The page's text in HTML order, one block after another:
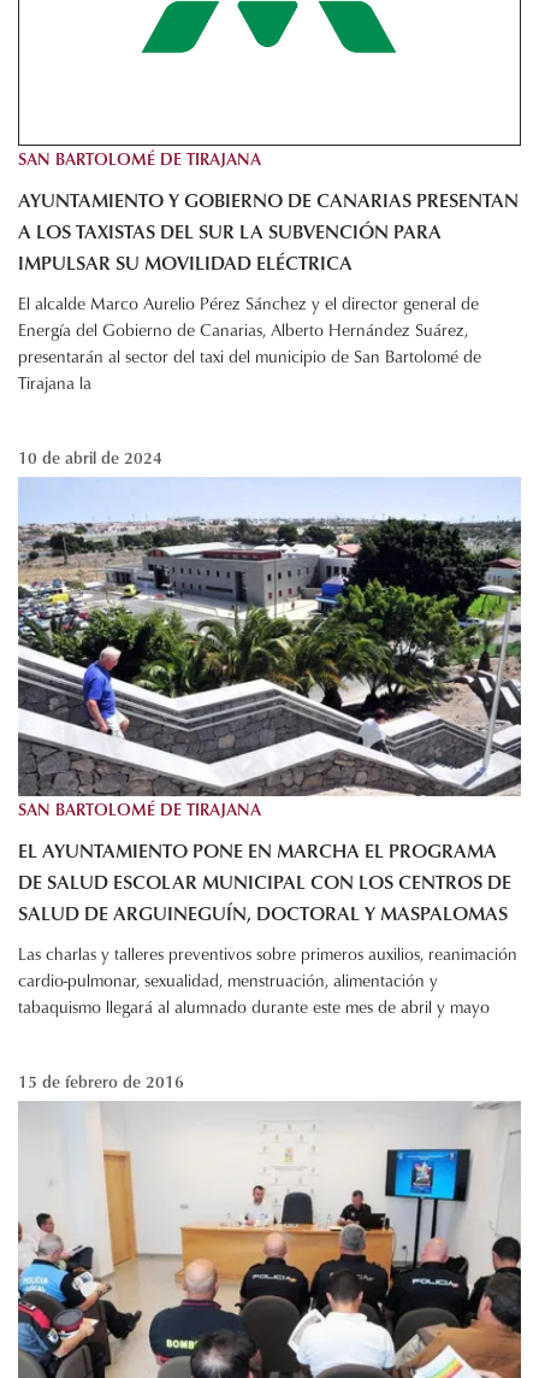
SAN BARTOLOMÉ DE TIRAJANA
AYUNTAMIENTO Y GOBIERNO DE CANARIAS PRESENTAN
A LOS TAXISTAS DEL SUR LA SUBVENCIÓN PARA
IMPULSAR SU MOVILIDAD ELÉCTRICA
El alcalde Marco Aurelio Pérez Sánchez y el director general de
Energía del Gobierno de Canarias, Alberto Hernández Suárez,
presentarán al sector del taxi del municipio de San Bartolomé de
Tirajana la
10 de abril de 2024
SAN BARTOLOMÉ DE TIRAJANA
EL AYUNTAMIENTO PONE EN MARCHA EL PROGRAMA
DE SALUD ESCOLAR MUNICIPAL CON LOS CENTROS DE
SALUD DE ARGUINEGUÍN, DOCTORAL Y MASPALOMAS
Las charlas y talleres preventivos sobre primeros auxilios, reanimación
cardio-pulmonar, sexualidad, menstruación, alimentación y
tabaquismo llegará al alumnado durante este mes de abril y mayo
15 de febrero de 2016